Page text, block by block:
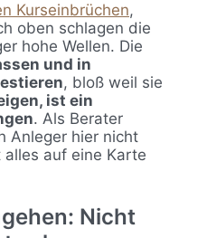
Kurseinbrüchen,
oben schlagen die
hohe Wellen. Die
und in
, bloß weil sie
ist ein
. Als Berater
Anleger hier nicht
auf eine Karte
Nicht